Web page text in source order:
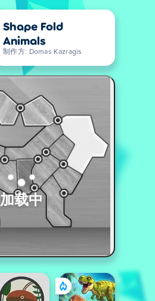
Shape Fold
Animals
制作方: Domas Kazragis
加载中